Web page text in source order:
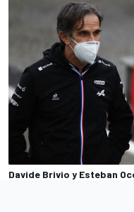
Davide Brivio y Esteban